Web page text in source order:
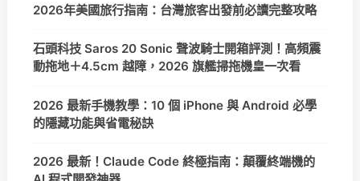
2026年美國旅行指南：台灣旅客出發前必讀完整攻略
石頭科技 Saros 20 Sonic 聲波騎士開箱評測！高頻震
動拖地＋4.5cm 越障，2026 旗艦掃拖機皇一次看
2026 最新手機教學：10 個 iPhone 與 Android 必學
的隱藏功能與省電秘訣
2026 最新！Claude Code 終極指南：顛覆終端機的